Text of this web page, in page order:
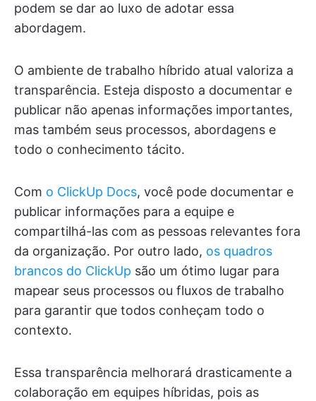
podem se dar ao luxo de adotar essa
abordagem.
O ambiente de trabalho híbrido atual valoriza a
transparência. Esteja disposto a documentar e
publicar não apenas informações importantes,
mas também seus processos, abordagens e
todo o conhecimento tácito.
Com o ClickUp Docs, você pode documentar e
publicar informações para a equipe e
compartilhá-las com as pessoas relevantes fora
da organização. Por outro lado, os quadros
brancos do ClickUp são um ótimo lugar para
mapear seus processos ou fluxos de trabalho
para garantir que todos conheçam todo o
contexto.
Essa transparência melhorará drasticamente a
colaboração em equipes híbridas, pois as